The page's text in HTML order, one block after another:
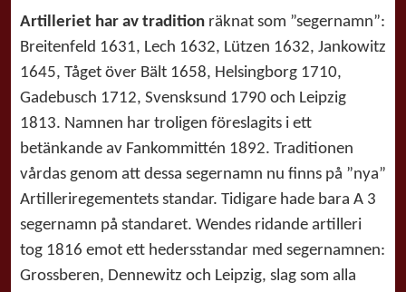
Artilleriet har av tradition räknat som ”segernamn”:
Breitenfeld 1631, Lech 1632, Lützen 1632, Jankowitz
1645, Tåget över Bält 1658, Helsingborg 1710,
Gadebusch 1712, Svensksund 1790 och Leipzig
1813. Namnen har troligen föreslagits i ett
betänkande av Fankommittén 1892. Traditionen
vårdas genom att dessa segernamn nu finns på ”nya”
Artilleriregementets standar. Tidigare hade bara A 3
segernamn på standaret. Wendes ridande artilleri
tog 1816 emot ett hedersstandar med segernamnen:
Grossberen, Dennewitz och Leipzig, slag som alla